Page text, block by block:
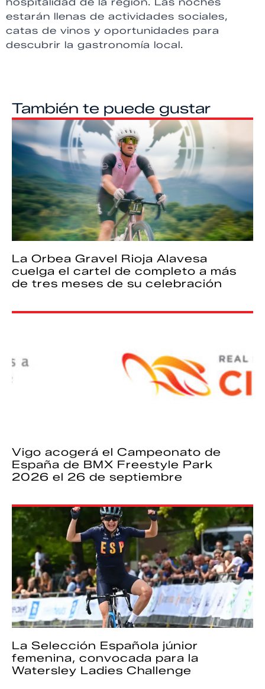
estarán llenas de actividades sociales,
catas de vinos y oportunidades para
descubrir la gastronomía local.
También te puede gustar
La Orbea Gravel Rioja Alavesa
cuelga el cartel de completo a más
de tres meses de su celebración
Vigo acogerá el Campeonato de
España de BMX Freestyle Park
2026 el 26 de septiembre
La Selección Española júnior
femenina, convocada para la
Watersley Ladies Challenge